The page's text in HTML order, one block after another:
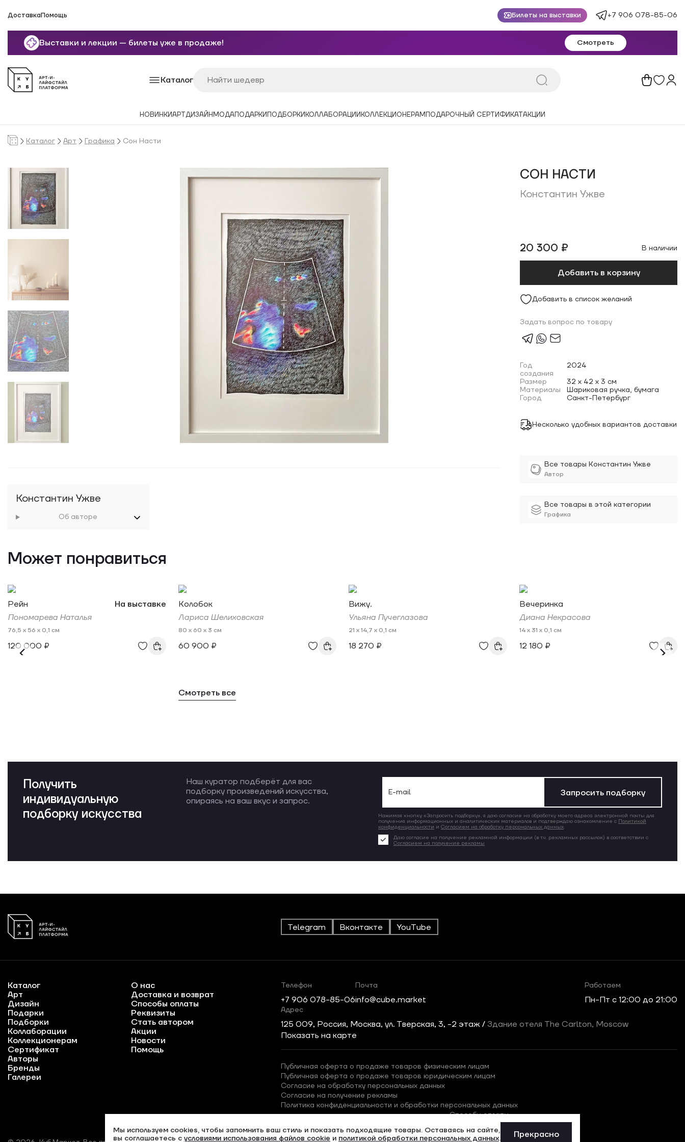
ДоставкаПомощь Билеты на выставки +7 906 078-85-06
Выставки и лекции — билеты уже в продаже! Смотреть
Каталог
НОВИНКИАРТДИЗАЙН МОДАПОДАРКИ ПОДБОРКИ КОЛЛАБОРАЦИИ КОЛЛЕКЦИОНЕРАМ ПОДАРОЧНЫЙ СЕРТИФИКАТАКЦИИ
Каталог Арт Графика Сон Насти
СОН НАСТИ
Константин Ужве
20 300 ₽ В наличии
Добавить в корзину
Добавить в список желаний
Задать вопрос по товару
Год
создания
2024
Размер
32 x 42 x 3 см
Материалы
Шариковая ручка, бумага
Город
Санкт-Петербург
Несколько удобных вариантов доставки
Все товары Константин Ужве
Автор
Все товары в этой категории
Графика
Константин Ужве
Об авторе
Может понравиться
Рейн
На выставке
Пономарева Наталья
76,5 x 56 x 0,1 см
120 000 ₽
Колобок
Лариса Шелиховская
80 x 60 x 3 см
60 900 ₽
Вижу.
Ульяна Пучеглазова
21 x 14,7 x 0,1 см
18 270 ₽
Вечеринка
Диана Некрасова
14 x 31 x 0,1 см
12 180 ₽
Смотреть все
Получить
индивидуальную
подборку искусства
Наш куратор подберёт для вас
подборку произведений искусства,
опираясь на ваш вкус и запрос.
Запросить подборку
Нажимая кнопку «Запросить подборку», я даю согласие на обработку моего адреса электронной почты для
получения информационных и аналитических материалов и подтверждаю ознакомление с Политикой
конфиденциальности и Согласием на обработку персональных данных.
Даю согласие на получение рекламной информации (в т.ч. рекламных рассылок) в соответствии с
Согласием на получение рекламы
Telegram Вконтакте YouTube
Каталог
Арт
Дизайн
Подарки
Подборки
Коллаборации
Коллекционерам
Сертификат
Авторы
Бренды
Галереи
О нас
Доставка и возврат
Способы оплаты
Реквизиты
Стать автором
Акции
Новости
Помощь
Телефон
+7 906 078-85-06
Почта
info@cube.market
Работаем
Пн-Пт c 12:00 до 21:00
Адрес
125 009, Россия, Москва, ул. Тверская, 3, -2 этаж / Здание отеля The Carlton, Moscow
Показать на карте
Публичная оферта о продаже товаров физическим лицам
Публичная оферта о продаже товаров юридическим лицам
Согласие на обработку персональных данных
Согласие на получение рекламы
Политика конфиденциальности и обработки персональных данных
Способы оплаты
Мы используем cookies, чтобы запомнить ваш стиль и показать подходящие товары. Оставаясь на сайте,
вы соглашаетесь с условиями использования файлов cookie и политикой обработки персональных данных. Прекрасно